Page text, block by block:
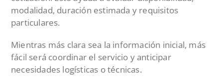
modalidad, duración estimada y requisitos
particulares.
Mientras más clara sea la información inicial, más
fácil será coordinar el servicio y anticipar
necesidades logísticas o técnicas.